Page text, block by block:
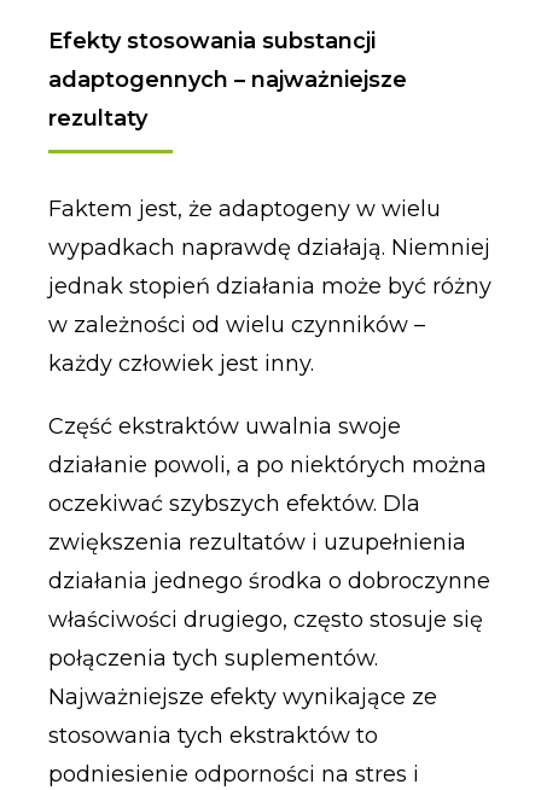
Efekty stosowania substancji
adaptogennych – najważniejsze
rezultaty
Faktem jest, że adaptogeny w wielu
wypadkach naprawdę działają. Niemniej
jednak stopień działania może być różny
w zależności od wielu czynników –
każdy człowiek jest inny.
Część ekstraktów uwalnia swoje
działanie powoli, a po niektórych można
oczekiwać szybszych efektów. Dla
zwiększenia rezultatów i uzupełnienia
działania jednego środka o dobroczynne
właściwości drugiego, często stosuje się
połączenia tych suplementów.
Najważniejsze efekty wynikające ze
stosowania tych ekstraktów to
podniesienie odporności na stres i